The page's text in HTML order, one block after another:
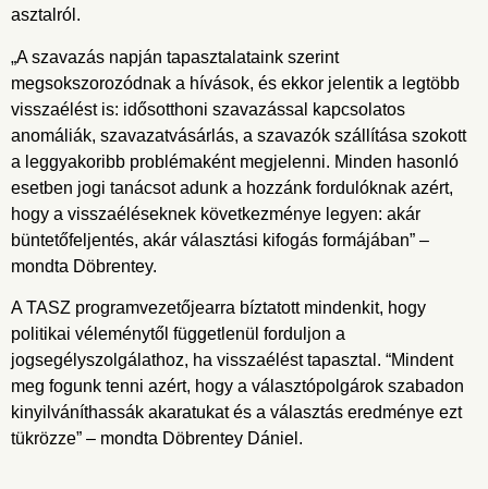
asztalról.
„A szavazás napján tapasztalataink szerint
megsokszorozódnak a hívások, és ekkor jelentik a legtöbb
visszaélést is: idősotthoni szavazással kapcsolatos
anomáliák, szavazatvásárlás, a szavazók szállítása szokott
a leggyakoribb problémaként megjelenni. Minden hasonló
esetben jogi tanácsot adunk a hozzánk fordulóknak azért,
hogy a visszaéléseknek következménye legyen: akár
büntetőfeljentés, akár választási kifogás formájában” –
mondta Döbrentey.
A TASZ programvezetőjearra bíztatott mindenkit, hogy
politikai véleménytől függetlenül forduljon a
jogsegélyszolgálathoz, ha visszaélést tapasztal. “Mindent
meg fogunk tenni azért, hogy a választópolgárok szabadon
kinyilváníthassák akaratukat és a választás eredménye ezt
tükrözze” – mondta Döbrentey Dániel.